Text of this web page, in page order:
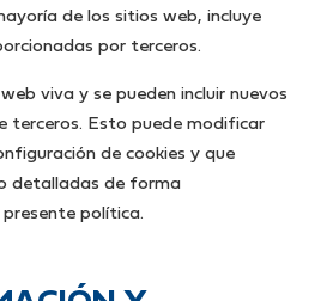
google-
to
de los sitios web, incluye
por terceros.
viva y se pueden incluir nuevos
terceros. Esto puede modificar
de cookies y que
detalladas de forma
política.